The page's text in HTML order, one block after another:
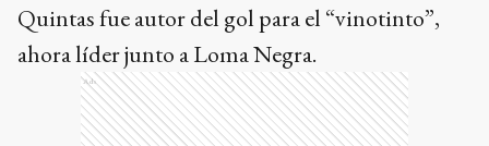
Quintas fue autor del gol para el “vinotinto”,
ahora líder junto a Loma Negra.
Ads